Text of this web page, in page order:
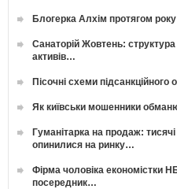
Блогерка Алхім протягом
Санаторій Жовтень:
активів…
Пісочні схеми
Як київськи мошенники
Гуманітарка на продаж:
опинилися на ринку…
Фірма чоловіка економістки
посередник…